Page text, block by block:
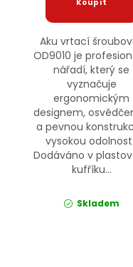
Aku vrtací
OD9010 je
nářadí, který se
vyznačuje
ergonomickým
designem,
a pevnou
vysokou
Dodáváno v
kufříku...
Skladem